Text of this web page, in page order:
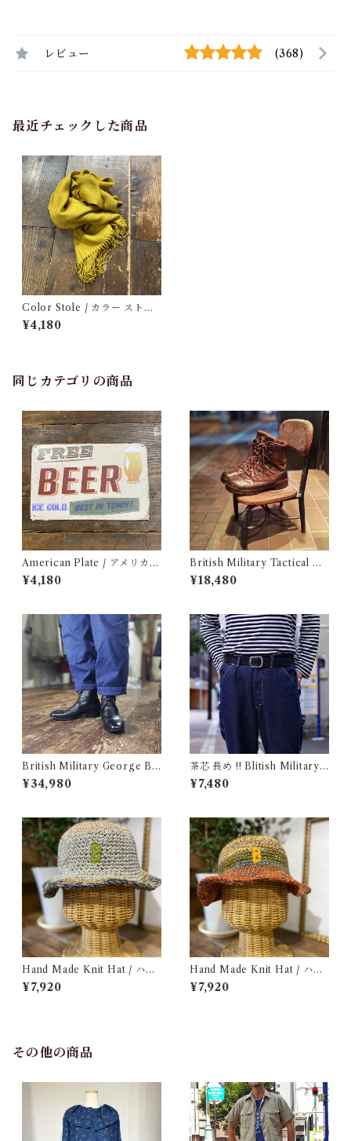
レビュー (368)
最近チェックした商品
Color Stole / カラー ストー
ル 古着
¥4,180
同じカテゴリの商品
American Plate / アメリカン
プレート
¥4,180
British Military Tactical Bo
ots Brown 8W / BATES / イ
ギリス軍 コンバット ブーツ ベ
¥18,480
British Military George Bo
ots 10M / Made in England
/ イギリス軍 ジョージブーツ
¥34,980
茶芯 長め !! Blitish Military
UK Leather Belt Black / イ
ギリス軍 レザー ベルト 96〜1
¥7,480
Hand Made Knit Hat / ハン
ドメイド ニット ハット
¥7,920
Hand Made Knit Hat / ハン
ド メイド ニット ハット
¥7,920
その他の商品